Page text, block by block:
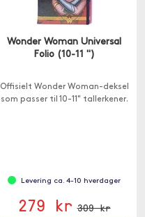
Wonder Woman Universal
Folio (10-11 ")
Offisielt Wonder Woman-deksel
som passer til 10-11" tallerkener.
Levering ca. 4-10 hverdager
279 kr 309 kr